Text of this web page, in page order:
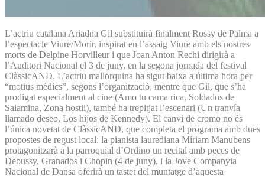
L’actriu catalana Ariadna Gil substituirà finalment Rossy de Palma a
l’espectacle Viure/Morir, inspirat en l’assaig Viure amb els nostres
morts de Delpine Horvilleur i que Joan Anton Rechi dirigirà a
l’Auditori Nacional el 3 de juny, en la segona jornada del festival
ClàssicAND. L’actriu mallorquina ha sigut baixa a última hora per
“motius mèdics”, segons l’organització, mentre que Gil, que s’ha
prodigat especialment al cine (Amo tu cama rica, Soldados de
Salamina, Zona hostil), també ha trepitjat l’escenari (Un tranvía
llamado deseo, Los hijos de Kennedy). El canvi de cromo no és
l’única novetat de ClàssicAND, que completa el programa amb dues
propostes de regust local: la pianista laurediana Míriam Manubens
protagonitzarà a la parroquial d’Ordino un recital amb peces de
Debussy, Granados i Chopin (4 de juny), i la Jove Companyia
Nacional de Dansa oferirà un tastet del muntatge d’aquesta